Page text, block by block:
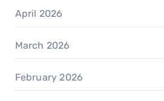
April 2026
March 2026
February 2026